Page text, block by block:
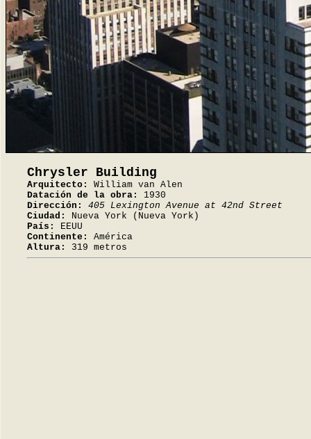
Chrysler Building
Arquitecto:
William van Alen
Datación de la obra:
1930
Dirección:
405 Lexington Avenue at 42nd Street
Ciudad:
Nueva York (Nueva York)
País:
EEUU
Continente:
América
Altura:
319 metros